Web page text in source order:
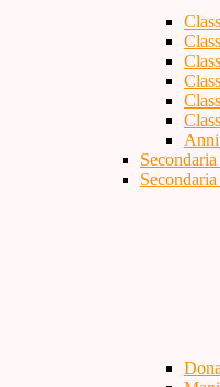
Anni